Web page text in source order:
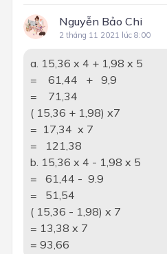
Nguyễn Bảo Chi
2 tháng 11 2021 lúc 8:00
a. 15,36 x 4 + 1,98 x 5
= 61,44 + 9,9
= 71,34
( 15,36 + 1,98) x7
= 17,34 x 7
= 121,38
b. 15,36 x 4 - 1,98 x 5
= 61,44 - 9.9
= 51,54
( 15,36 - 1,98) x 7
= 13,38 x 7
= 93,66